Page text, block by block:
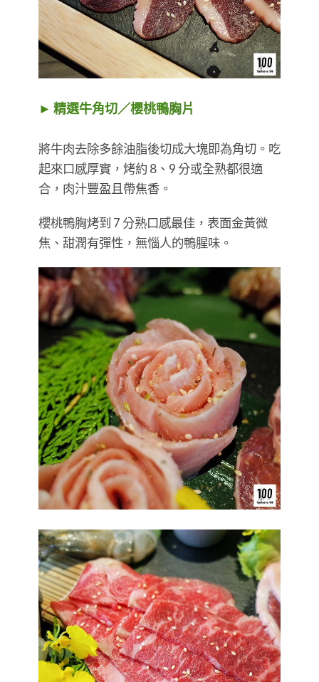
► 精選牛角切／櫻桃鴨胸片
將牛肉去除多餘油脂後切成大塊即為角切。吃
起來口感厚實，烤約 8、9 分或全熟都很適
合，肉汁豐盈且帶焦香。
櫻桃鴨胸烤到 7 分熟口感最佳，表面金黃微
焦、甜潤有彈性，無惱人的鴨腥味。